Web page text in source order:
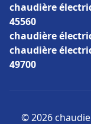
chaudière
45560
chaudière
chaudière
49700
© 2026